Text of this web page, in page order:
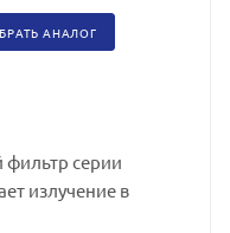
АНАЛОГ
фильтр серии
излучение в